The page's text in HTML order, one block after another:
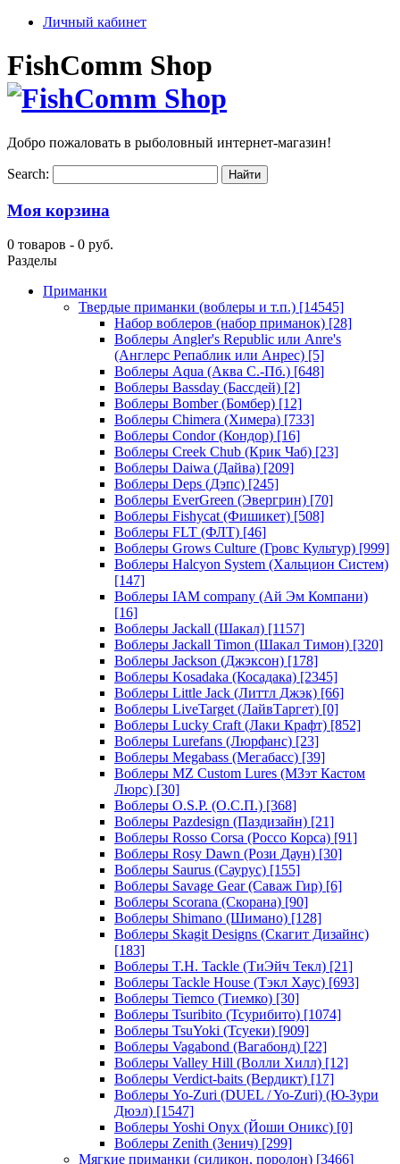
Личный кабинет
FishComm Shop
Добро пожаловать в рыболовный интернет-магазин!
Search:
Моя корзина
0 товаров - 0 руб.
Разделы
Приманки
Твердые приманки (воблеры и т.п.) [14545]
Набор воблеров (набор приманок) [28]
Воблеры Angler's Republic или Anre's
(Англерс Репаблик или Анрес) [5]
Воблеры Aqua (Аква С.-Пб.) [648]
Воблеры Bassday (Бассдей) [2]
Воблеры Bomber (Бомбер) [12]
Воблеры Chimera (Химера) [733]
Воблеры Condor (Кондор) [16]
Воблеры Creek Chub (Крик Чаб) [23]
Воблеры Daiwa (Дайва) [209]
Воблеры Deps (Дэпс) [245]
Воблеры EverGreen (Эвергрин) [70]
Воблеры Fishycat (Фишикет) [508]
Воблеры FLT (ФЛТ) [46]
Воблеры Grows Culture (Гровс Культур) [999]
Воблеры Halcyon System (Хальцион Систем)
[147]
Воблеры IAM company (Ай Эм Компани)
[16]
Воблеры Jackall (Шакал) [1157]
Воблеры Jackall Timon (Шакал Тимон) [320]
Воблеры Jackson (Джэксон) [178]
Воблеры Kosadaka (Косадака) [2345]
Воблеры Little Jack (Литтл Джэк) [66]
Воблеры LiveTarget (ЛайвТаргет) [0]
Воблеры Lucky Craft (Лаки Крафт) [852]
Воблеры Lurefans (Люрфанс) [23]
Воблеры Megabass (Мегабасс) [39]
Воблеры MZ Custom Lures (МЗэт Кастом
Люрс) [30]
Воблеры O.S.P. (О.С.П.) [368]
Воблеры Pazdesign (Паздизайн) [21]
Воблеры Rosso Corsa (Россо Корса) [91]
Воблеры Rosy Dawn (Рози Даун) [30]
Воблеры Saurus (Саурус) [155]
Воблеры Savage Gear (Саваж Гир) [6]
Воблеры Scorana (Скорана) [90]
Воблеры Shimano (Шимано) [128]
Воблеры Skagit Designs (Скагит Дизайнс)
[183]
Воблеры T.H. Tackle (ТиЭйч Текл) [21]
Воблеры Tackle House (Тэкл Хаус) [693]
Воблеры Tiemco (Тиемко) [30]
Воблеры Tsuribito (Тсурибито) [1074]
Воблеры TsuYoki (Тсуеки) [909]
Воблеры Vagabond (Вагабонд) [22]
Воблеры Valley Hill (Волли Хилл) [12]
Воблеры Verdict-baits (Вердикт) [17]
Воблеры Yo-Zuri (DUEL / Yo-Zuri) (Ю-Зури
Дюэл) [1547]
Воблеры Yoshi Onyx (Йоши Оникс) [0]
Воблеры Zenith (Зенич) [299]
Мягкие приманки (силикон, поролон) [3466]